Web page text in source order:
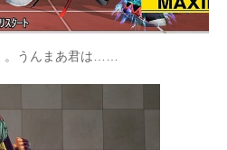
。うんまあ君は……